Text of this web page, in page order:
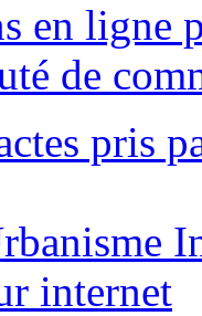
en ligne
de
pris
internet